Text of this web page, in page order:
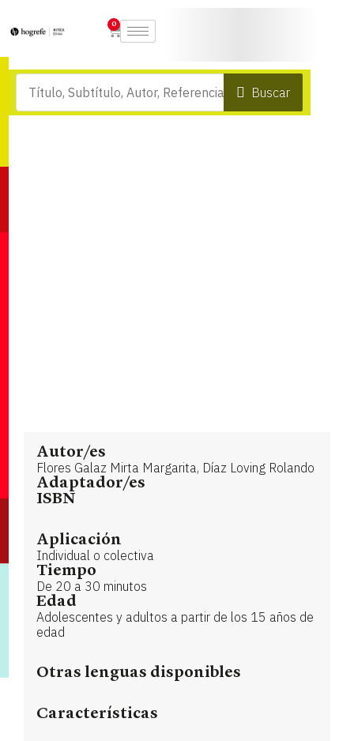
0
Buscar
Autor/es
Flores Galaz Mirta Margarita, Díaz Loving Rolando
Adaptador/es
ISBN
Aplicación
Individual o colectiva
Tiempo
De 20 a 30 minutos
Edad
Adolescentes y adultos a partir de los 15 años de
edad
Otras lenguas disponibles
Características